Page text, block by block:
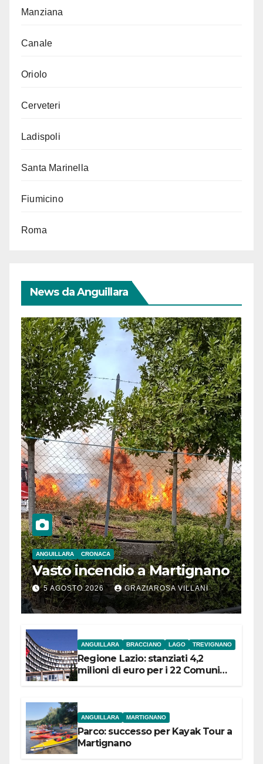
Manziana
Canale
Oriolo
Cerveteri
Ladispoli
Santa Marinella
Fiumicino
Roma
News da Anguillara
ANGUILLARA CRONACA
Vasto incendio a Martignano
5 AGOSTO 2026 GRAZIAROSA VILLANI
ANGUILLARA BRACCIANO LAGO TREVIGNANO
Regione Lazio: stanziati 4,2
milioni di euro per i 22 Comuni
ANGUILLARA MARTIGNANO
Parco: successo per Kayak Tour a
Martignano